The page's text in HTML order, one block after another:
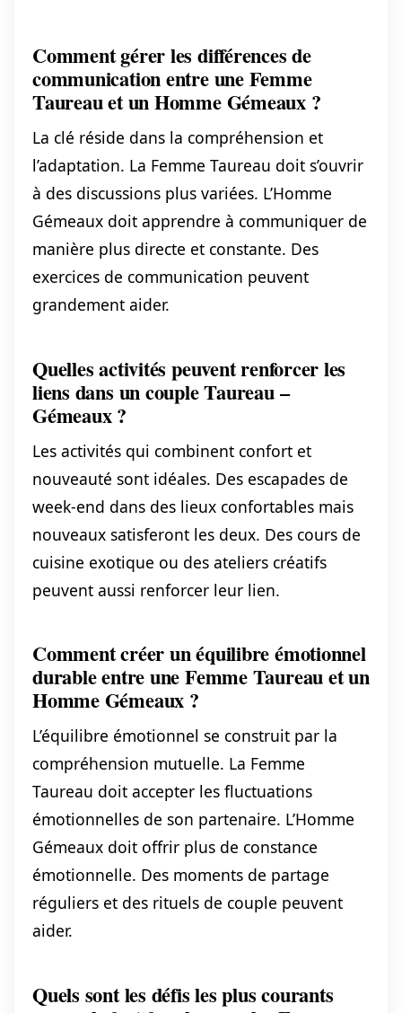
Comment gérer les différences de
communication entre une Femme
Taureau et un Homme Gémeaux ?
La clé réside dans la compréhension et
l’adaptation. La Femme Taureau doit s’ouvrir
à des discussions plus variées. L’Homme
Gémeaux doit apprendre à communiquer de
manière plus directe et constante. Des
exercices de communication peuvent
grandement aider.
Quelles activités peuvent renforcer les
liens dans un couple Taureau –
Gémeaux ?
Les activités qui combinent confort et
nouveauté sont idéales. Des escapades de
week-end dans des lieux confortables mais
nouveaux satisferont les deux. Des cours de
cuisine exotique ou des ateliers créatifs
peuvent aussi renforcer leur lien.
Comment créer un équilibre émotionnel
durable entre une Femme Taureau et un
Homme Gémeaux ?
L’équilibre émotionnel se construit par la
compréhension mutuelle. La Femme
Taureau doit accepter les fluctuations
émotionnelles de son partenaire. L’Homme
Gémeaux doit offrir plus de constance
émotionnelle. Des moments de partage
réguliers et des rituels de couple peuvent
aider.
Quels sont les défis les plus courants